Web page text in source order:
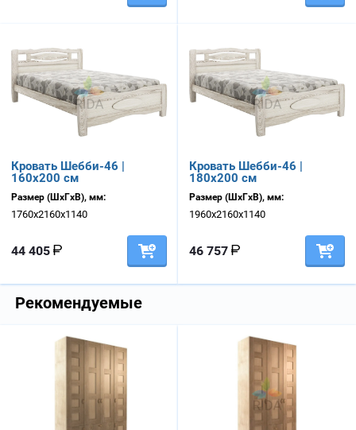
Кровать Шебби-46 |
160х200 см
Размер (ШхГхВ), мм:
1760х2160х1140
44 405
Кровать Шебби-46 |
180х200 см
Размер (ШхГхВ), мм:
1960х2160х1140
46 757
Рекомендуемые